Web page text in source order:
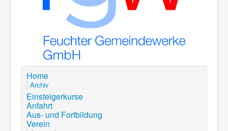
Home
Archiv
Einsteigerkurse
Anfahrt
Aus- und Fortbildung
Verein